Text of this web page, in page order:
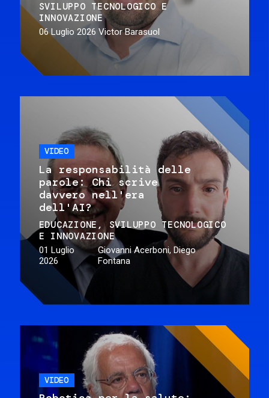
SVILUPPO TECNOLOGICO E
INNOVAZIONE
06 Luglio 2026 Victor Barasuol
VIDEO
La responsabilità delle
parole: Chi scrive
davvero nell'era
dell'AI?
EDUCAZIONE
SVILUPPO TECNOLOGICO
E INNOVAZIONE
01 Luglio
2026
Giovanni Acerboni, Diego
Fontana
VIDEO